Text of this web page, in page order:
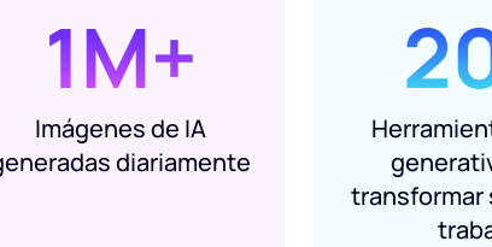
1M+
Imágenes de IA
diariamente
transformar